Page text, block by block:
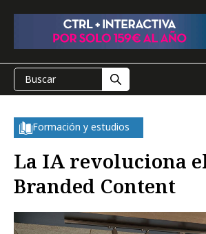
Formación y estudios
La IA revoluciona
Branded Content